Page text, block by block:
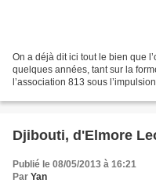
On a déjà dit ici tout le bien que
quelques années, tant sur la
l’association 813 sous
Djibouti, d'Elmore
Publié le 08/05/2013 à 16:21
Par Yan